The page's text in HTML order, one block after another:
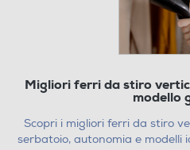
I robot più evoluti, inoltre,
che regolano
lavorazione in base alla
programmi automatici e
rendono le preparazioni veloci
ama sperimentare può usare
ottenere la consistenza
Migliori ferri da stiro
modello
Scopri i migliori ferri da stiro
serbatoio, autonomia e modelli